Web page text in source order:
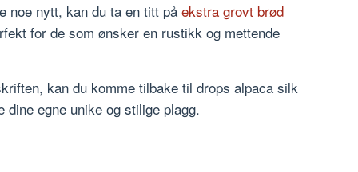
noe nytt, kan du ta en titt på ekstra grovt brød
for de som ønsker en rustikk og mettende
kan du komme tilbake til drops alpaca silk
egne unike og stilige plagg.